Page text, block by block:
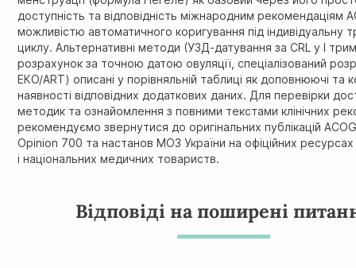
доступність та відповідність міжнародним рекомендаціям
можливістю автоматичного коригування під індивідуальну
циклу. Альтернативні методи (УЗД-датування за CRL у I
розрахунок за точною датою овуляції, спеціалізований
ЕКО/ART) описані у порівняльній таблиці як доповнюючі та
наявності відповідних додаткових даних. Для перевірки
методик та ознайомлення з повними текстами клінічних
рекомендуємо звернутися до оригінальних публікацій
Opinion 700 та настанов МОЗ України на офіційних
і національних медичних товариств.
Відповіді на поширені